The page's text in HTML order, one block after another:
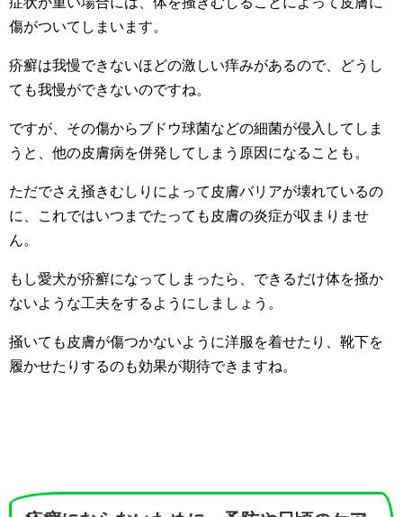
傷がついてしまいます。
疥癬は我慢できないほどの激しい痒みがあるので、どうし
ても我慢ができないのですね。
ですが、その傷からブドウ球菌などの細菌が侵入してしま
うと、他の皮膚病を併発してしまう原因になることも。
ただでさえ掻きむしりによって皮膚バリアが壊れているの
に、これではいつまでたっても皮膚の炎症が収まりませ
ん。
もし愛犬が疥癬になってしまったら、できるだけ体を掻か
ないような工夫をするようにしましょう。
掻いても皮膚が傷つかないように洋服を着せたり、靴下を
履かせたりするのも効果が期待できますね。